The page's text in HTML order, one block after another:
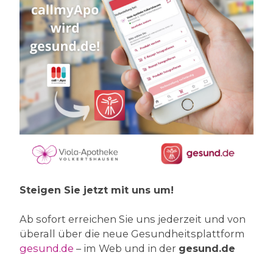
Steigen Sie jetzt mit uns um!
Ab sofort erreichen Sie uns jederzeit und von
überall über die neue Gesundheitsplattform
gesund.de – im Web und in der gesund.de